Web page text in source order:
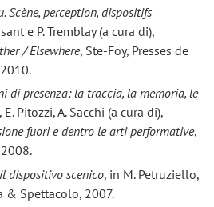
Scène, perception, dispositifs
e P. Tremblay (a cura di),
/ Elsewhere, Ste-Foy, Presses de
di presenza: la traccia, la memoria, le
E. Pitozzi, A. Sacchi (a cura di),
fuori e dentro le arti performative,
dispositivo scenico, in M. Petruziello,
& Spettacolo, 2007.